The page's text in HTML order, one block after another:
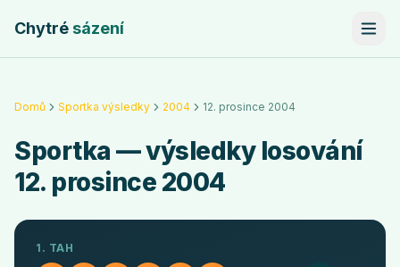
Chytrésázení
Domů Sportka výsledky 2004 12. prosince 2004
Sportka — výsledky losování
12. prosince 2004
1. TAH